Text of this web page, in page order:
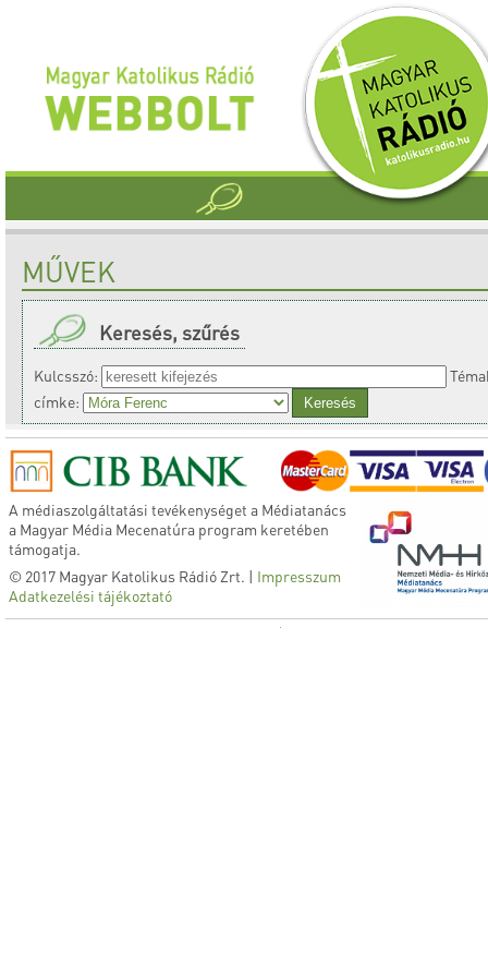
MŰVEK
Keresés, szűrés
Kulcsszó:
címke:
A médiaszolgáltatási tevékenységet a Médiatanács
a Magyar Média Mecenatúra program keretében
támogatja.
© 2017 Magyar Katolikus Rádió Zrt. | Impresszum
Adatkezelési tájékoztató